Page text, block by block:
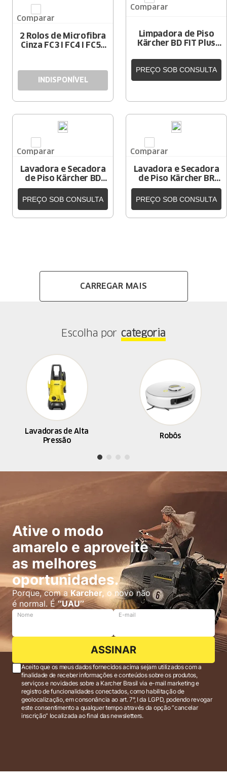
Comparar
2 Rolos de Microfibra
Cinza FC3 I FC4 I FC5 I
INDISPONÍVEL
Comparar
Limpadora de Piso
Kärcher BD FIT Plus
PREÇO SOB CONSULTA
Comparar
Lavadora e Secadora
de Piso Kärcher BD
FLEX Plus Tracionada
Cabeçote Disco
PREÇO SOB CONSULTA
Comparar
Lavadora e Secadora
de Piso Kärcher BR
45/22 C
PREÇO SOB CONSULTA
Escolha por categoria
Lavadoras de Alta
Pressão
Robôs
Ative o modo
amarelo e aproveite
as melhores
oportunidades.
Porque, com aKarcher, o novo não
é normal. É‘’UAU’’
Nome E-mail
ASSINAR
Aceito que os meus dados fornecidos acima sejam utilizados com a
finalidade de receber informações e conteúdos sobre os produtos,
serviços e novidades sobre a Karcher Brasil via e-mail marketing e
registro de funcionalidades conectados, como habilitação de
geolocalização, em consonância ao art. 7°, I da LGPD, podendo revogar
este consentimento a qualquer tempo através da opção “cancelar
inscrição” localizada ao final das newsletters.